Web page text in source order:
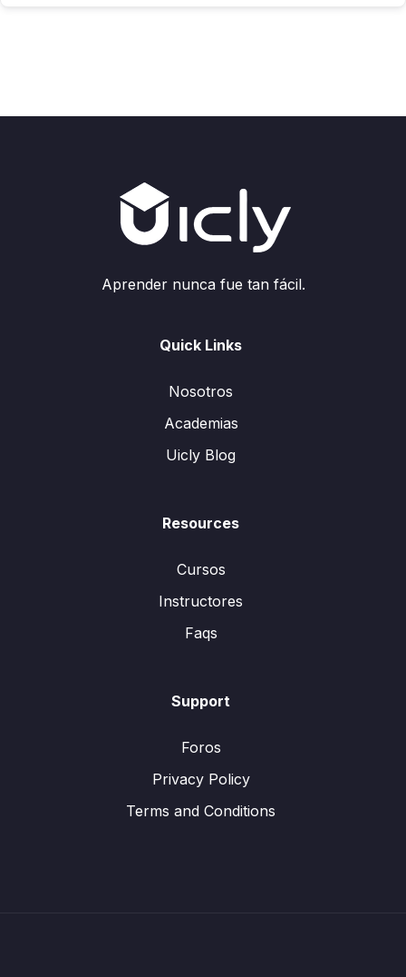
Aprender nunca fue tan fácil.
Quick Links
Nosotros
Academias
Uicly Blog
Resources
Cursos
Instructores
Faqs
Support
Foros
Privacy Policy
Terms and Conditions